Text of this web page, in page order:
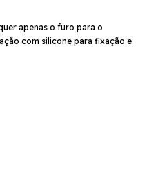
apenas o furo para o
com silicone para fixação e